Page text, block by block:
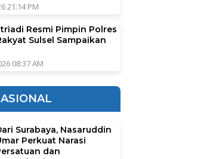
21:14 PM
Resmi Pimpin Polres
Sulsel Sampaikan
08:37 AM
Surabaya, Nasaruddin
Perkuat Narasi
dan